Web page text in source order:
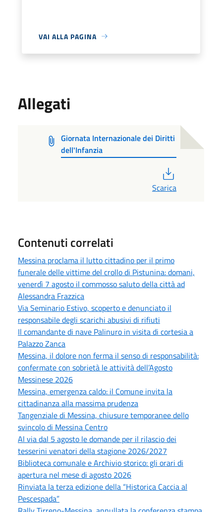
VAI ALLA PAGINA
Allegati
Giornata Internazionale dei Diritti
dell'Infanzia
Scarica
Contenuti correlati
Messina proclama il lutto cittadino per il primo
funerale delle vittime del crollo di Pistunina: domani,
venerdì 7 agosto il commosso saluto della città ad
Alessandra Frazzica
Via Seminario Estivo, scoperto e denunciato il
responsabile degli scarichi abusivi di rifiuti
Il comandante di nave Palinuro in visita di cortesia a
Palazzo Zanca
Messina, il dolore non ferma il senso di responsabilità:
confermate con sobrietà le attività dell’Agosto
Messinese 2026
Messina, emergenza caldo: il Comune invita la
cittadinanza alla massima prudenza
Tangenziale di Messina, chiusure temporanee dello
svincolo di Messina Centro
Al via dal 5 agosto le domande per il rilascio dei
tesserini venatori della stagione 2026/2027
Biblioteca comunale e Archivio storico: gli orari di
apertura nel mese di agosto 2026
Rinviata la terza edizione della “Historica Caccia al
Pescespada”